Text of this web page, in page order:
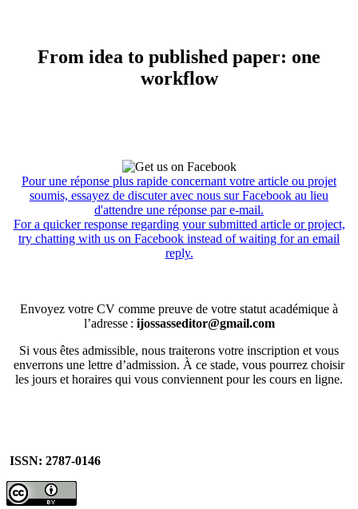
From idea to published paper: one
workflow
Pour une réponse plus rapide concernant votre article ou projet
soumis, essayez de discuter avec nous sur Facebook au lieu
d'attendre une réponse par e-mail.
For a quicker response regarding your submitted article or project,
try chatting with us on Facebook instead of waiting for an email
reply.
Envoyez votre CV comme preuve de votre statut académique à
l’adresse : ijossasseditor@gmail.com
Si vous êtes admissible, nous traiterons votre inscription et vous
enverrons une lettre d’admission. À ce stade, vous pourrez choisir
les jours et horaires qui vous conviennent pour les cours en ligne.
ISSN: 2787-0146